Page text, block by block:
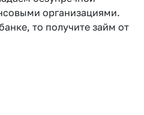
организациями.
то получите займ от